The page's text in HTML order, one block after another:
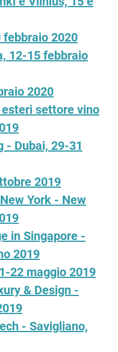
febbraio 2020
12-15 febbraio
2020
settore vino
- Dubai, 29-31
2019
York - New
in Singapore -
2019
22 maggio 2019
& Design -
- Savigliano,